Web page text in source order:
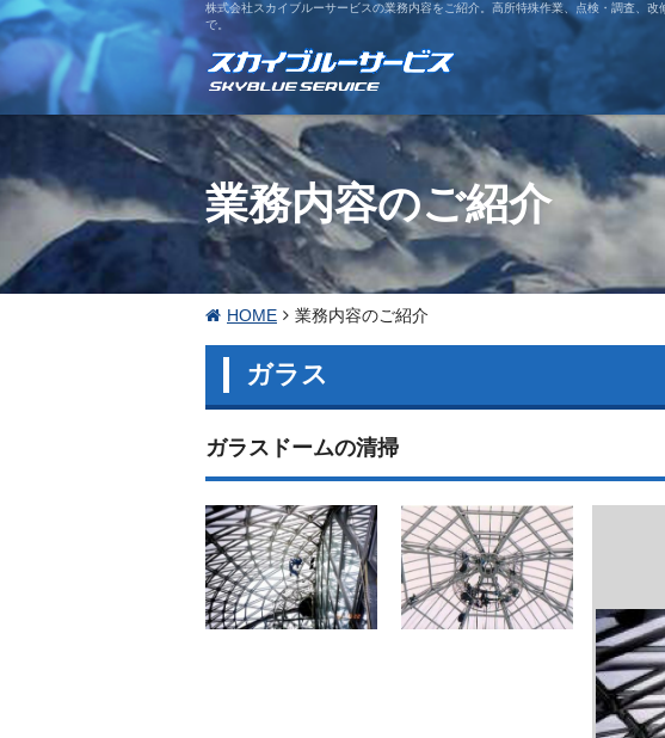
株式会社スカイブルーサービスの業務内容をご紹介。高所特殊作業、点検・調査、
で。
業務内容のご紹介
HOME 業務内容のご紹介
ガラス
ガラスドームの清掃